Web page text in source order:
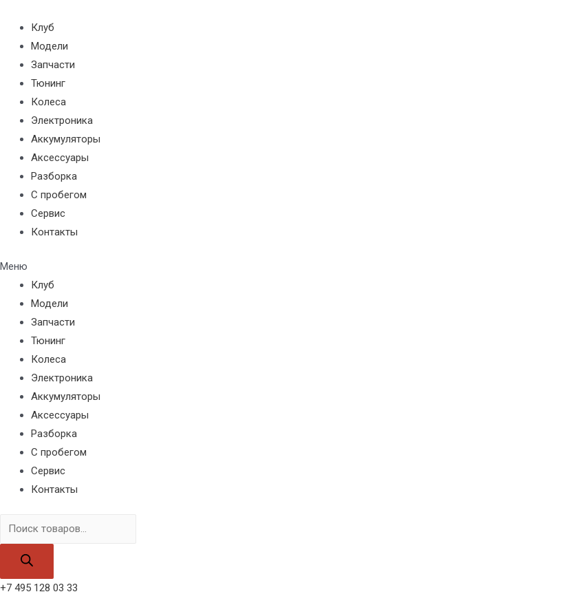
содержимому
Клуб
Модели
Запчасти
Тюнинг
Колеса
Электроника
Аккумуляторы
Аксессуары
Разборка
С пробегом
Сервис
Контакты
Меню
Клуб
Модели
Запчасти
Тюнинг
Колеса
Электроника
Аккумуляторы
Аксессуары
Разборка
С пробегом
Сервис
Контакты
Поиск
товаров
+7 495 128 03 33